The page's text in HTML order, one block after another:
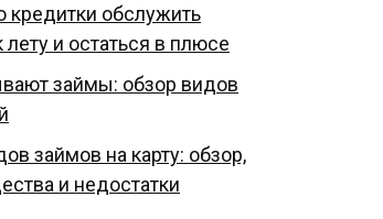
обслужить
и остаться в плюсе
займы: обзор видов
займов на карту: обзор,
и недостатки